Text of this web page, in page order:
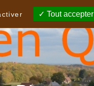
Tout accepter